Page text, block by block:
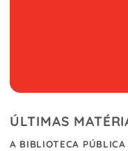
ÚLTIMAS
A BIBLIOTECA